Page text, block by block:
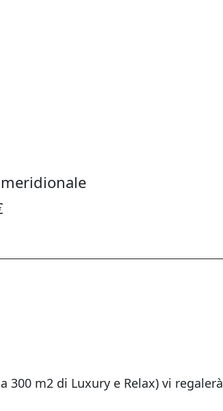
m2 di Luxury e Relax) vi regalerà